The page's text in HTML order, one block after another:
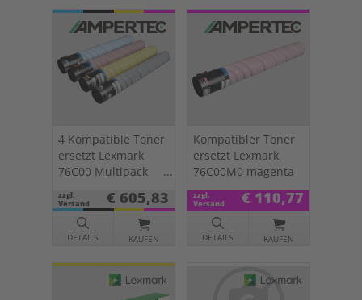
4 Kompatible Toner
ersetzt Lexmark
76C00 Multipack
zzgl.
Versand
€ 605,83
DETAILS KAUFEN
Kompatibler Toner
ersetzt Lexmark
76C00M0 magenta
zzgl.
Versand
€ 110,77
DETAILS KAUFEN